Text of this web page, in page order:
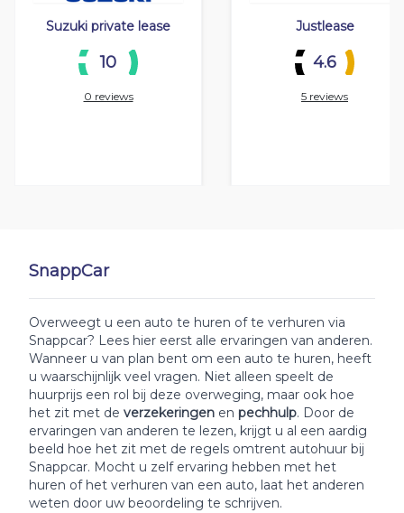
SnappCar
Overweegt u een auto te huren of te verhuren via
Snappcar? Lees hier eerst alle ervaringen van anderen.
Wanneer u van plan bent om een auto te huren, heeft
u waarschijnlijk veel vragen. Niet alleen speelt de
huurprijs een rol bij deze overweging, maar ook hoe
het zit met de verzekeringen en pechhulp. Door de
ervaringen van anderen te lezen, krijgt u al een aardig
beeld hoe het zit met de regels omtrent autohuur bij
Snappcar. Mocht u zelf ervaring hebben met het
huren of het verhuren van een auto, laat het anderen
weten door uw beoordeling te schrijven.
Suzuki private lease
10
0 reviews
Justlease
4.6
5 reviews